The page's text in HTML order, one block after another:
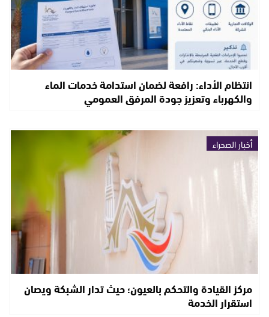
انتظام الأداء: رافعة لضمان استدامة خدمات الماء
والكهرباء وتعزيز جودة المرفق العمومي
أخبار الصحراء
مركز القيادة والتحكم بالعيون؛ حيث تدار الشبكة ويصان
استقرار الخدمة